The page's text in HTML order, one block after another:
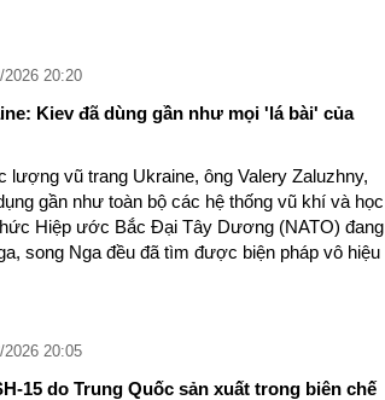
2026 20:20
Kiev đã dùng gần như mọi 'lá bài' của
vũ trang Ukraine, ông Valery Zaluzhny,
gần như toàn bộ các hệ thống vũ khí và học
Hiệp ước Bắc Đại Tây Dương (NATO) đang
song Nga đều đã tìm được biện pháp vô hiệu
2026 20:05
15 do Trung Quốc sản xuất trong biên chế